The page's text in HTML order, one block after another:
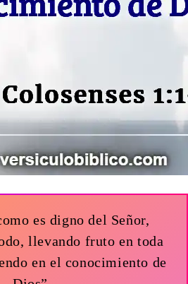
es digno del Señor,
llevando fruto en toda
en el conocimiento de